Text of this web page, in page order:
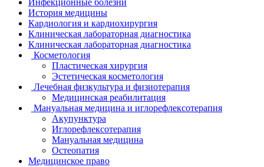
История медицины
Кардиология и кардиохирургия
Клиническая лабораторная диагностика
Клиническая лабораторная диагностика
Косметология
Пластическая хирургия
Эстетическая косметология
Лечебная физкультура и физиотерапия
Медицинская реабилитация
Мануальная медицина и иглорефлексотерапия
Акупунктура
Иглорефлексотерапия
Мануальная медицина
Остеопатия
Медицинское право